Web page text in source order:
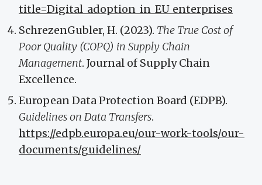
title=Digital_adoption_in_EU_enterprises
SchrezenGubler, H. (2023). The True Cost of
Poor Quality (COPQ) in Supply Chain
Management. Journal of Supply Chain
Excellence.
European Data Protection Board (EDPB).
Guidelines on Data Transfers.
https://edpb.europa.eu/our-work-tools/our-
documents/guidelines/